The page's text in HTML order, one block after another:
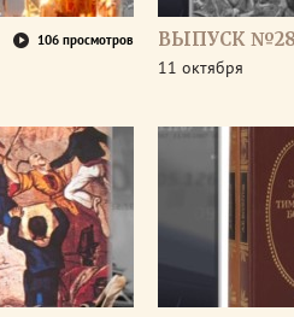
106 просмотров ВЫПУСК
11 октября